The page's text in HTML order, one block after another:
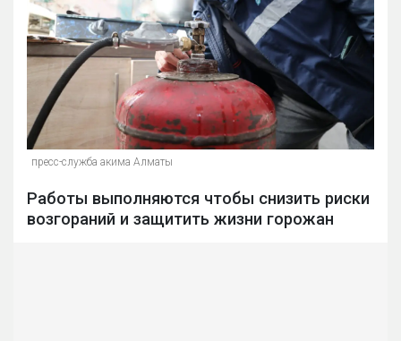
пресс-служба акима Алматы
Работы выполняются чтобы снизить риски
возгораний и защитить жизни горожан